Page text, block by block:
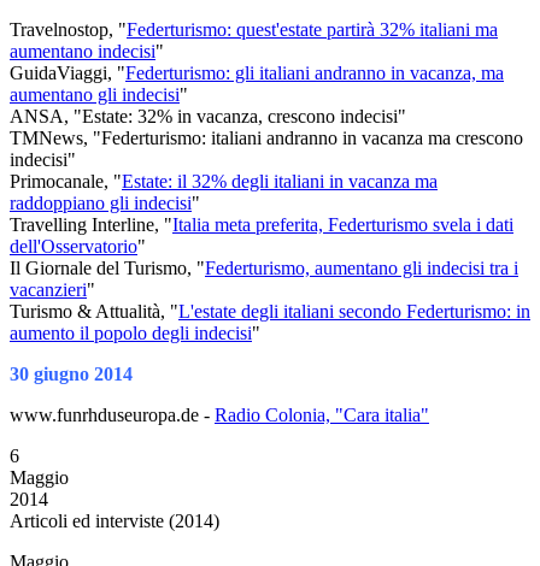
Travelnostop, "Federturismo: quest'estate partirà 32% italiani ma
aumentano indecisi"
GuidaViaggi, "Federturismo: gli italiani andranno in vacanza, ma
aumentano gli indecisi"
ANSA, "Estate: 32% in vacanza, crescono indecisi"
TMNews, "Federturismo: italiani andranno in vacanza ma crescono
indecisi"
Primocanale, "Estate: il 32% degli italiani in vacanza ma
raddoppiano gli indecisi"
Travelling Interline, "Italia meta preferita, Federturismo svela i dati
dell'Osservatorio"
Il Giornale del Turismo, "Federturismo, aumentano gli indecisi tra i
vacanzieri"
Turismo & Attualità, "L'estate degli italiani secondo Federturismo: in
aumento il popolo degli indecisi"
30 giugno 2014
www.funrhduseuropa.de - Radio Colonia, "Cara italia"
6
Maggio
2014
Articoli ed interviste (2014)
Maggio